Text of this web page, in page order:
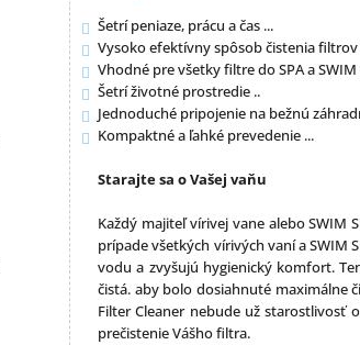
Šetrí peniaze, prácu a čas ...
Vysoko efektívny spôsob čistenia filtrov
Vhodné pre všetky filtre do SPA a SWIM
Šetrí životné prostredie ..
Jednoduché pripojenie na bežnú
Kompaktné a ľahké prevedenie ...
Starajte sa o Vašej vaňu
Každý majiteľ vírivej vane alebo SWIM
prípade všetkých vírivých vaní a SWIM
vodu a zvyšujú hygienický komfort.
čistá. aby bolo dosiahnuté maximálne
Filter Cleaner nebude už starostlivosť
prečistenie Vášho filtra.